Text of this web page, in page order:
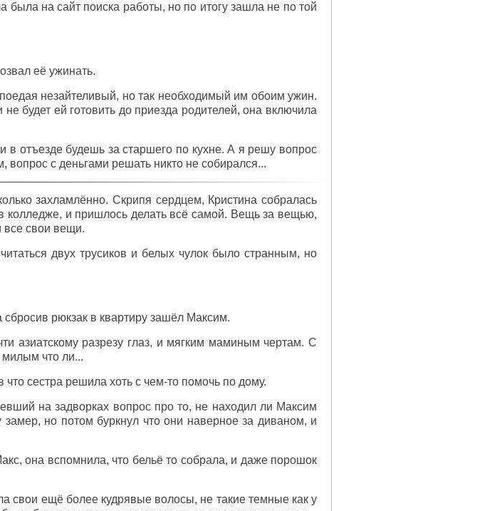
была на сайт поиска работы, но по итогу зашла не по той
её ужинать.
незайтеливый, но так необходимый им обоим ужин.
будет ей готовить до приезда родителей, она включила
в отъезде будешь за старшего по кухне. А я решу вопрос
вопрос с деньгами решать никто не собирался...
захламлённо. Скрипя сердцем, Кристина собралась
колледже, и пришлось делать всё самой. Вещь за вещью,
все свои вещи.
двух трусиков и белых чулок было странным, но
рюкзак в квартиру зашёл Максим.
азиатскому разрезу глаз, и мягким маминым чертам. С
милым что ли...
сестра решила хоть с чем-то помочь по дому.
на задворках вопрос про то, не находил ли Максим
но потом буркнул что они наверное за диваном, и
она вспомнила, что бельё то собрала, и даже порошок
свои ещё более кудрявые волосы, не такие темные как у